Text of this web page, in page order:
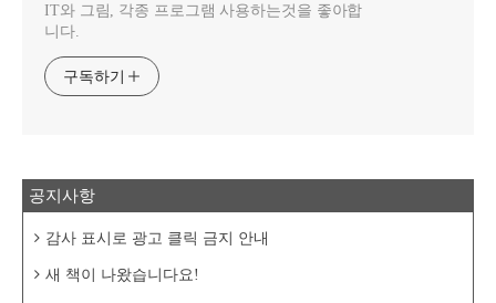
IT와 그림, 각종 프로그램 사용하는것을 좋아합
니다.
구독하기
공지사항
감사 표시로 광고 클릭 금지 안내
새 책이 나왔습니다요!